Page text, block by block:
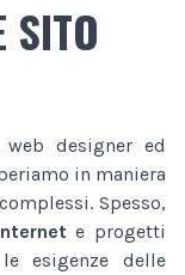
SITO
designer ed
in maniera
Spesso,
e progetti
esigenze delle